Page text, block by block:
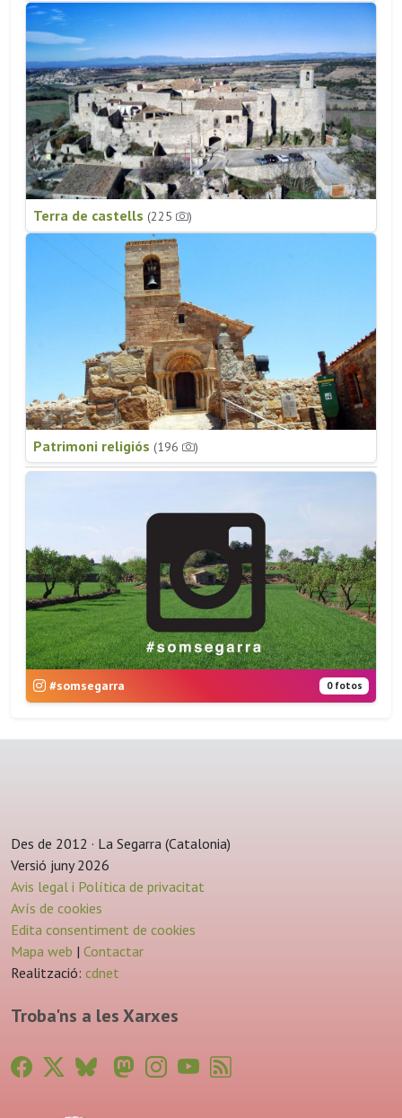
Terra de castells (225 )
Patrimoni religiós (196 )
#somsegarra 0 fotos
Des de 2012 · La Segarra (Catalonia)
Versió juny 2026
Avis legal i Política de privacitat
Avís de cookies
Edita consentiment de cookies
Mapa web | Contactar
Realització: cdnet
Troba'ns a les Xarxes